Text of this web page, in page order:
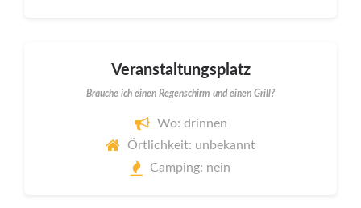
Veranstaltungsplatz
Brauche ich einen Regenschirm und einen Grill?
Wo: drinnen
Örtlichkeit: unbekannt
Camping: nein